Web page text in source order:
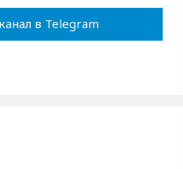
в Telegram